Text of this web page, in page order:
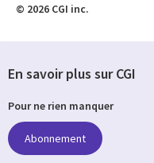
© 2026 CGI inc.
En savoir plus sur CGI
Pour ne rien manquer
Abonnement